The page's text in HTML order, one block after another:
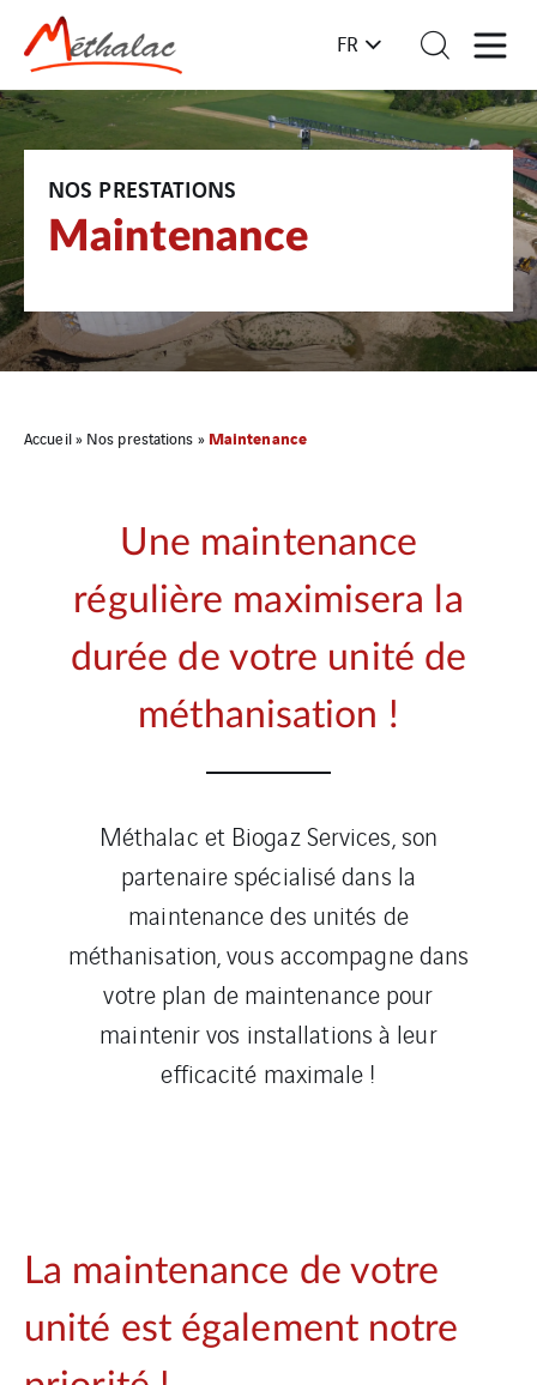
FR
NOS PRESTATIONS
Maintenance
Accueil» Nos prestations » Maintenance
Une maintenance
régulière maximisera la
durée de votre unité de
méthanisation !
Méthalac et Biogaz Services, son
partenaire spécialisé dans la
maintenance des unités de
méthanisation, vous accompagne dans
votre plan de maintenance pour
maintenir vos installations à leur
efficacité maximale !
La maintenance de votre
unité est également notre